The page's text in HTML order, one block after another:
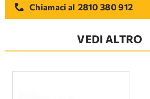
Chiamaci al 2810 380 912
VEDI ALTRO